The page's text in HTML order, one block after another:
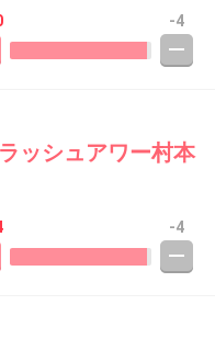
-4
ッシュアワー村本
-4